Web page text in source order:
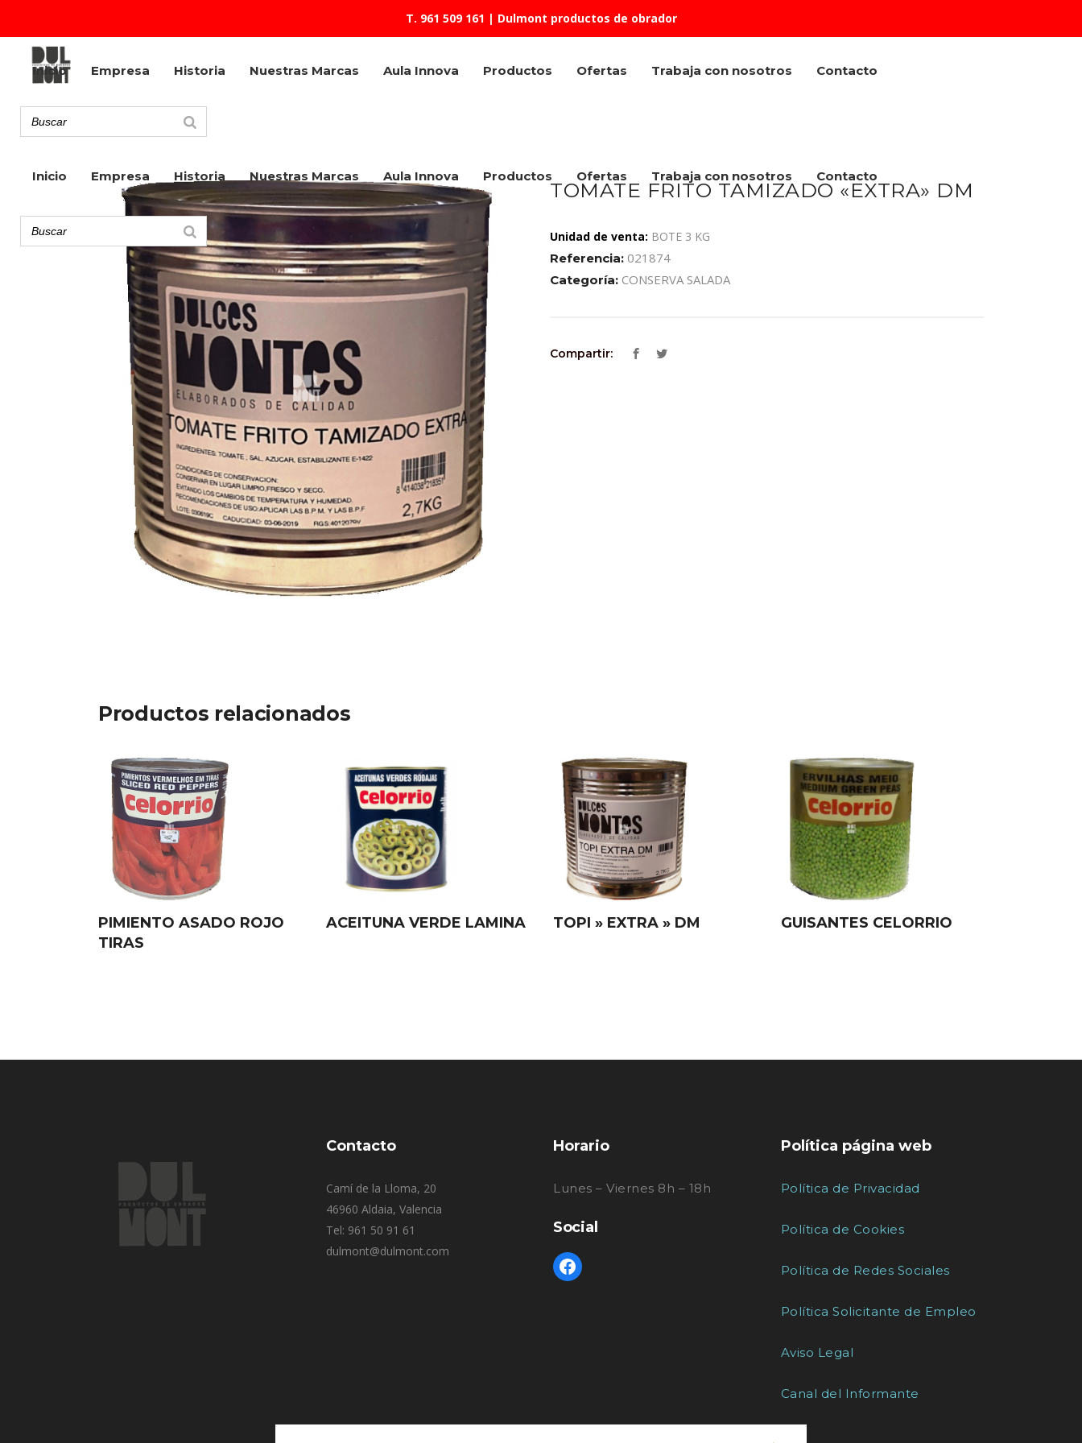
T. 961 509 161 | Dulmont productos de obrador
Inicio Empresa Historia Nuestras Marcas Aula Innova Productos Ofertas Trabaja con nosotros Contacto
Inicio Empresa Historia Nuestras Marcas Aula Innova Productos Ofertas Trabaja con nosotros Contacto
TOMATE FRITO TAMIZADO «EXTRA» DM
Unidad de venta: BOTE 3 KG
Referencia: 021874
Categoría: CONSERVA SALADA
Compartir:
Productos relacionados
PIMIENTO ASADO ROJO
TIRAS
ACEITUNA VERDE LAMINA TOPI » EXTRA » DM GUISANTES CELORRIO
Contacto
Camí de la Lloma, 20
46960 Aldaia, Valencia
Tel: 961 50 91 61
dulmont@dulmont.com
Horario
Lunes – Viernes 8h – 18h
Social
Política página web
Política de Privacidad
Política de Cookies
Política de Redes Sociales
Política Solicitante de Empleo
Aviso Legal
Canal del Informante